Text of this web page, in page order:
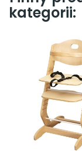
kategorii: